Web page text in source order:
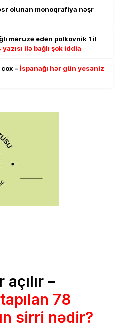
olunan monoqrafiya nəşr
məruzə edən polkovnik 1 il
yazısı ilə bağlı şok iddia
–İspanağı hər gün yesəniz
–
78
sirri nədir?